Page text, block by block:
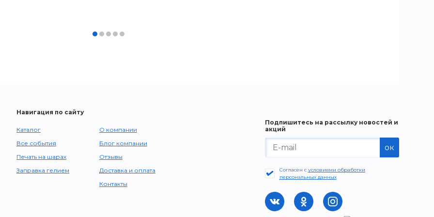
Навигация по сайту
Каталог
Все события
Печать на шарах
Заправка гелием
О компании
Блог компании
Отзывы
Доставка и оплата
Контакты
Подпишитесь на рассылку новостей и
акций
ок
Согласен с условиями обработки
персональных данных